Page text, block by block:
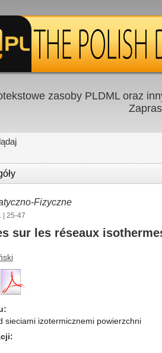
zasoby PLDML oraz
Fizyczne
| 25-47
sur les réseaux
sieciami izotermicznemi powierzchni